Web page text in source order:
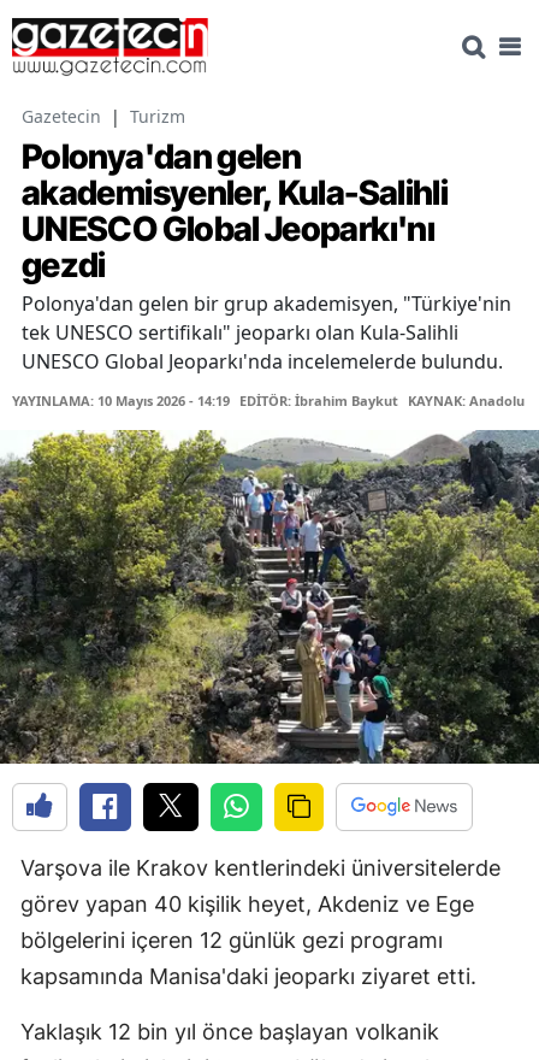
Gazetecin | Turizm
Polonya'dan gelen
akademisyenler, Kula-Salihli
UNESCO Global Jeoparkı'nı
gezdi
Polonya'dan gelen bir grup akademisyen, "Türkiye'nin
tek UNESCO sertifikalı" jeoparkı olan Kula-Salihli
UNESCO Global Jeoparkı'nda incelemelerde bulundu.
YAYINLAMA: 10 Mayıs 2026 - 14:19 EDİTÖR: İbrahim Baykut KAYNAK: Anadolu
Varşova ile Krakov kentlerindeki üniversitelerde
görev yapan 40 kişilik heyet, Akdeniz ve Ege
bölgelerini içeren 12 günlük gezi programı
kapsamında Manisa'daki jeoparkı ziyaret etti.
Yaklaşık 12 bin yıl önce başlayan volkanik